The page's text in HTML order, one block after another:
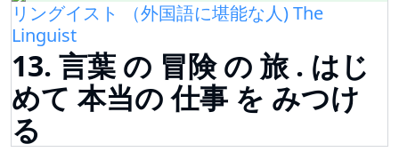
リングイスト （外国語に堪能な人) The
Linguist
13. 言葉 の 冒険 の 旅 . はじ
めて 本当の 仕事 を みつけ
る